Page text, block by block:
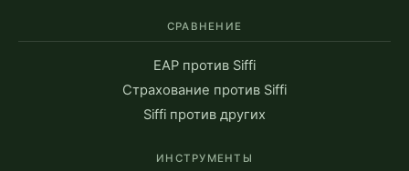
СРАВНЕНИЕ
EAP против Siffi
Страхование против Siffi
Siffi против других
ИНСТРУМЕНТЫ